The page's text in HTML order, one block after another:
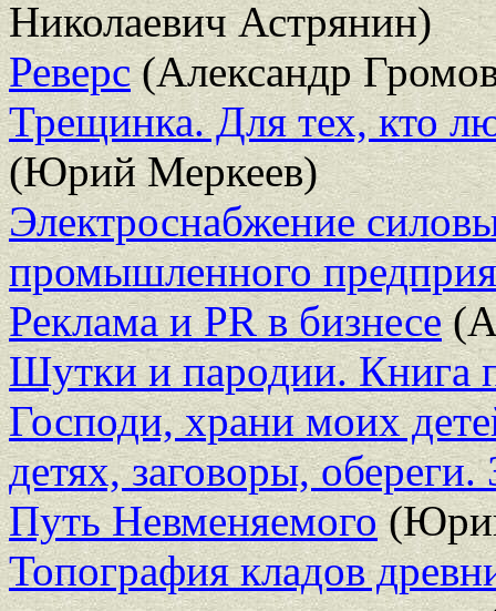
Николаевич Астрянин)
Реверс(Александр
Трещинка. Для тех, кто
(Юрий Меркеев)
Электроснабжение
промышленного
Реклама и PR в бизнесе
Шутки и пародии. Книга
Господи, храни моих
детях, заговоры,
Путь Невменяемого
Топография кладов